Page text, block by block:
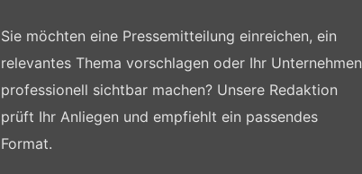
Sie möchten eine Pressemitteilung einreichen, ein
relevantes Thema vorschlagen oder Ihr Unternehmen
professionell sichtbar machen? Unsere Redaktion
prüft Ihr Anliegen und empfiehlt ein passendes
Format.